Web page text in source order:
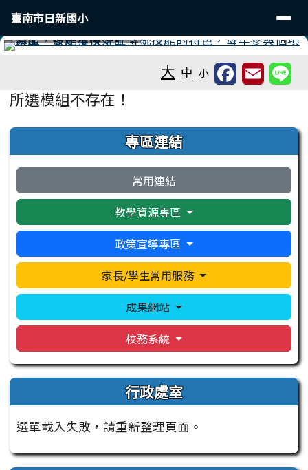
跳至主內容區
臺南市日新國小
導覽列
臺南市日新國小
⏸
大 中 小
主內容區域
所選模組不存在！
左邊區域內容 專區連結
常用連結
教學資源專區
政策宣導專區
家長/學生常用服務
成果網站
校務系統
行政處室
選單載入失敗，請重新整理頁面。
頁尾區域